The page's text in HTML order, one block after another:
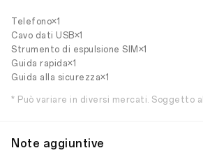
Telefono×1
Cavo dati USB×1
Strumento di espulsione SIM×1
Guida rapida×1
Guida alla sicurezza×1
* Può variare in diversi mercati. Soggetto
Note aggiuntive